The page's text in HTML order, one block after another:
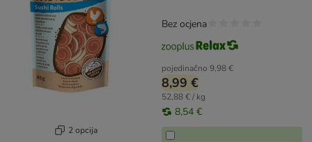
2 opcija
pojedinačno 9,98 €
8,99 €
52,88 € / kg
8,54 €
Bez ocjena